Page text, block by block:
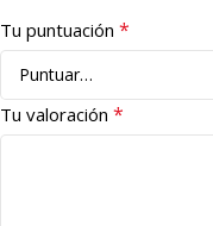
Tu puntuación *
Tu valoración *